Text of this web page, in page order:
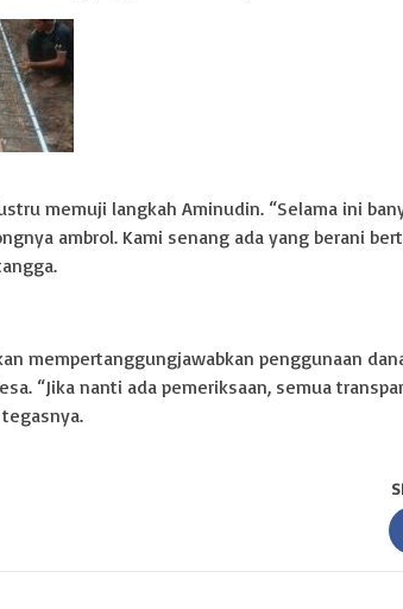
memuji langkah Aminudin. “Selama ini
ambrol. Kami senang ada yang berani
mempertanggungjawabkan penggunaan
“Jika nanti ada pemeriksaan, semua